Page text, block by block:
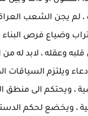
لم يجن الشعب
وضياع فرص
وعقله ، لابد له
ويلتزم السياقات
، ويحتكم الى منطق
، ويخضع لحكم